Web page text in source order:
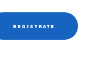
REGÍSTRATE